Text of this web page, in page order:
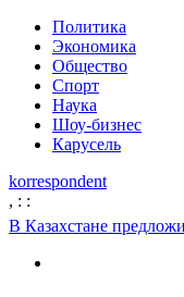
Политика
Экономика
Общество
Спорт
Наука
Шоу-бизнес
Карусель
korrespondent
, : :
В Казахстане